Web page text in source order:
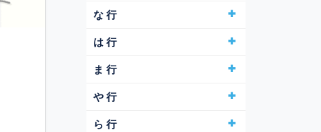
な 行
は 行
ま 行
や 行
ら 行